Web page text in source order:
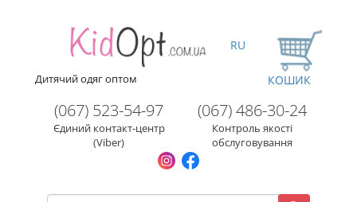
Дитячий одяг оптом
(067) 523-54-97
Єдиний контакт-центр
(Viber)
(067) 486-30-24
Контроль якості
обслуговування
RU
КОШИК